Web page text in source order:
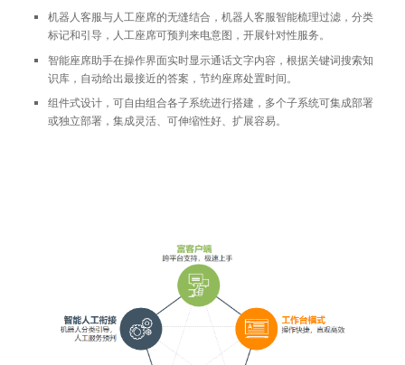
机器人客服与人工座席的无缝结合，机器人客服智能梳理过滤，分类
标记和引导，人工座席可预判来电意图，开展针对性服务。
智能座席助手在操作界面实时显示通话文字内容，根据关键词搜索知
识库，自动给出最接近的答案，节约座席处置时间。
组件式设计，可自由组合各子系统进行搭建，多个子系统可集成部署
或独立部署，集成灵活、可伸缩性好、扩展容易。